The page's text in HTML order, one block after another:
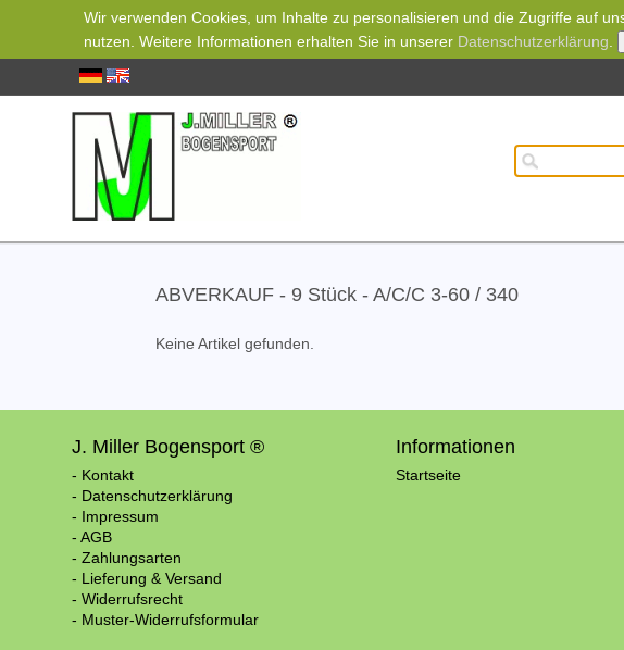
Wir verwenden Cookies, um Inhalte zu personalisieren und die Zugriffe auf
nutzen. Weitere Informationen erhalten Sie in unserer Datenschutzerklärung
ABVERKAUF - 9 Stück - A/C/C 3-60 / 340
Keine Artikel gefunden.
J. Miller Bogensport ®
- Kontakt
- Datenschutzerklärung
- Impressum
- AGB
- Zahlungsarten
- Lieferung & Versand
- Widerrufsrecht
- Muster-Widerrufsformular
Informationen
Startseite